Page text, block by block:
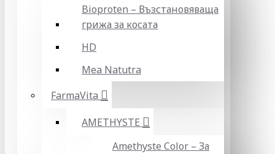
Bioproten – Възстановяваща
грижа за косата
HD
Mea Natutra
FarmaVita
AMETHYSTE
Amethyste Color – За